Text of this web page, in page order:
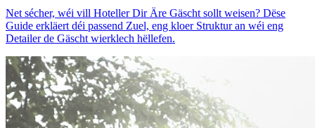
Net sécher, wéi vill Hoteller Dir Äre Gäscht sollt weisen? Dëse
Guide erkläert déi passend Zuel, eng kloer Struktur an wéi eng
Detailer de Gäscht wierklech hëllefen.